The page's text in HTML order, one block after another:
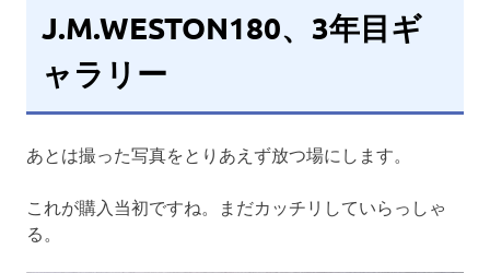
J.M.WESTON180、3年目ギ
ャラリー
あとは撮った写真をとりあえず放つ場にします。
これが購入当初ですね。まだカッチリしていらっしゃ
る。